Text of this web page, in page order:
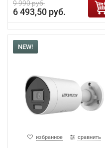
9 990 руб.
6 493,50 руб.
NEW!
избранное сравнить